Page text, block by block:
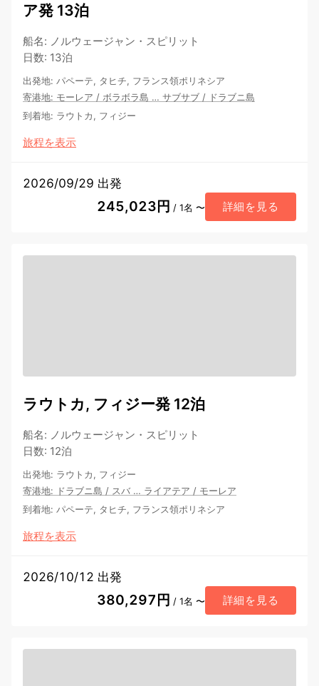
ア発 13泊
船名: ノルウェージャン・スピリット
日数: 13泊
出発地: パペーテ, タヒチ, フランス領ポリネシア
寄港地: モーレア / ボラボラ島 … サブサブ / ドラブニ島
到着地: ラウトカ, フィジー
旅程を表示
2026/09/29 出発
245,023円 / 1名 〜 詳細を見る
ラウトカ, フィジー発 12泊
船名: ノルウェージャン・スピリット
日数: 12泊
出発地: ラウトカ, フィジー
寄港地: ドラブニ島 / スバ … ライアテア / モーレア
到着地: パペーテ, タヒチ, フランス領ポリネシア
旅程を表示
2026/10/12 出発
380,297円 / 1名 〜 詳細を見る